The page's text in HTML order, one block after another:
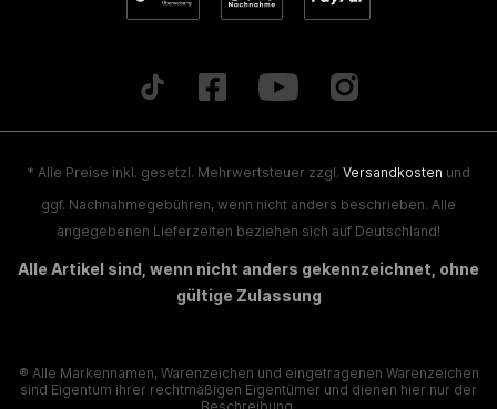
* Alle Preise inkl. gesetzl. Mehrwertsteuer zzgl. Versandkosten und
ggf. Nachnahmegebühren, wenn nicht anders beschrieben. Alle
angegebenen Lieferzeiten beziehen sich auf Deutschland!
Alle Artikel sind, wenn nicht anders gekennzeichnet, ohne
gültige Zulassung
® Alle Markennamen, Warenzeichen und eingetragenen Warenzeichen
sind Eigentum ihrer rechtmäßigen Eigentümer und dienen hier nur der